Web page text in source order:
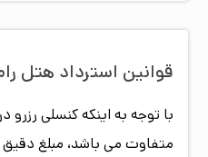
قوانین استرداد هتل
با توجه به اینکه کنسلی
متفاوت می باشد، مبلغ دقیق